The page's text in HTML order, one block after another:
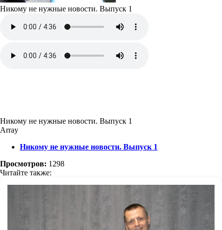
Никому не нужные новости. Выпуск 1
Никому не нужные новости. Выпуск 1
Array
Никому не нужные новости. Выпуск 1
Просмотров: 1298
Читайте также: